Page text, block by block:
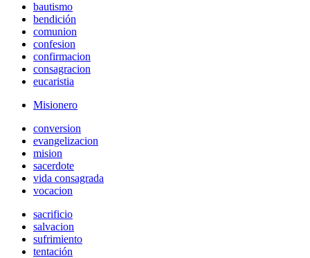
bautismo
bendición
comunion
confesion
confirmacion
consagracion
eucaristia
Misionero
conversion
evangelizacion
mision
sacerdote
vida consagrada
vocacion
sacrificio
salvacion
sufrimiento
tentación